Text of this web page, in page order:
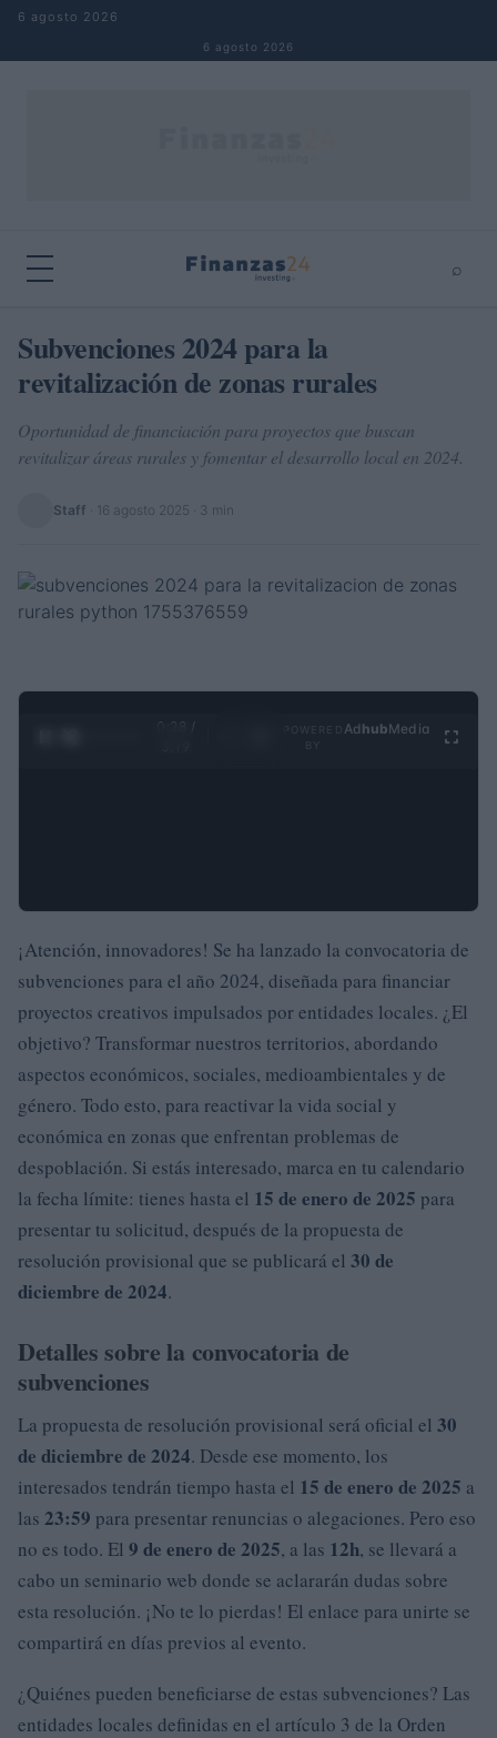
Saltar al contenido
6 agosto 2026
6 agosto 2026
⌕
Buscar
Subvenciones 2024 para la
revitalización de zonas rurales
Oportunidad de financiación para proyectos que buscan
revitalizar áreas rurales y fomentar el desarrollo local en 2024.
Staff 16 agosto 2025 · 3 min
0:28 /
Ad hubMedia
¡Atención, innovadores! Se ha lanzado la convocatoria de
subvenciones para el año 2024, diseñada para financiar
proyectos creativos impulsados por entidades locales. ¿El
objetivo? Transformar nuestros territorios, abordando
aspectos económicos, sociales, medioambientales y de
género. Todo esto, para reactivar la vida social y
económica en zonas que enfrentan problemas de
despoblación. Si estás interesado, marca en tu calendario
la fecha límite: tienes hasta el 15 de enero de 2025 para
presentar tu solicitud, después de la propuesta de
resolución provisional que se publicará el 30 de
diciembre de 2024.
Detalles sobre la convocatoria de
subvenciones
La propuesta de resolución provisional será oficial el 30
de diciembre de 2024. Desde ese momento, los
interesados tendrán tiempo hasta el 15 de enero de 2025 a
las 23:59 para presentar renuncias o alegaciones. Pero eso
no es todo. El 9 de enero de 2025, a las 12h, se llevará a
cabo un seminario web donde se aclararán dudas sobre
esta resolución. ¡No te lo pierdas! El enlace para unirte se
compartirá en días previos al evento.
¿Quiénes pueden beneficiarse de estas subvenciones? Las
entidades locales definidas en el artículo 3 de la Orden